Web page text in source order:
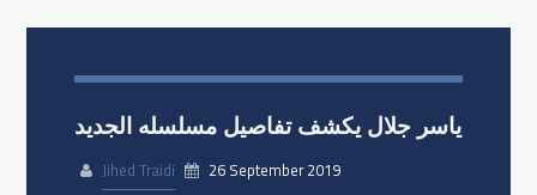
ياسر جلال يكشف تفاصيل مسلسله الجديد
Jihed Traidi
26 September 2019